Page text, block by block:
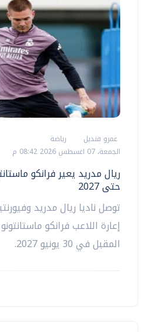
عمرو قنديل
رياضة
الجمعة، 07 اغسطس 2026 08:42 م
ريال مدريد يعير فرانكو
حتى 2027
توصل ناديا ريال مدريد
إعارة اللاعب فرانكو
المقبل في 30 يونيو 2027.